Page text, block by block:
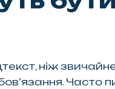
ніж
Часто